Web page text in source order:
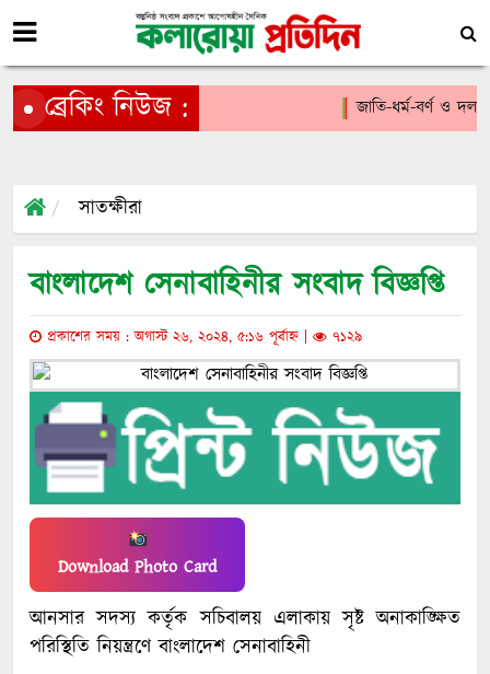
ব্রেকিং নিউজ : জাতি-ধর্ম-বর্ণ ও
সাতক্ষীরা
বাংলাদেশ সেনাবাহিনীর সংবাদ বিজ্ঞপ্তি
প্রকাশের সময় : অগাস্ট ২৬, ২০২৪, ৫:১৬ পূর্বাহ্ন | ৭১২৯
Download Photo Card
আনসার সদস্য কর্তৃক সচিবালয় এলাকায় সৃষ্ট অনাকাঙ্ক্ষিত
পরিস্থিতি নিয়ন্ত্রণে বাংলাদেশ সেনাবাহিনী